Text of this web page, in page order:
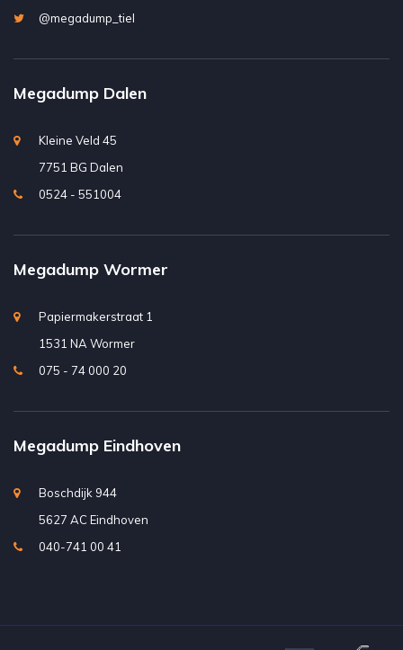
@megadump_tiel
Megadump Dalen
Kleine Veld 45
7751 BG Dalen
0524 - 551004
Megadump Wormer
Papiermakerstraat 1
1531 NA Wormer
075 - 74 000 20
Megadump Eindhoven
Boschdijk 944
5627 AC Eindhoven
040-741 00 41